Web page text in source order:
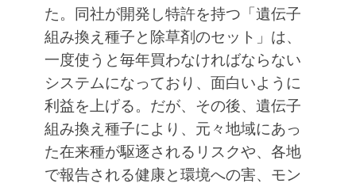
た。同社が開発し特許を持つ「遺伝子
組み換え種子と除草剤のセット」は、
一度使うと毎年買わなければならない
システムになっており、面白いように
利益を上げる。だが、その後、遺伝子
組み換え種子により、元々地域にあっ
た在来種が駆逐されるリスクや、各地
で報告される健康と環境への害、モン